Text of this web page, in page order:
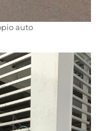
auto